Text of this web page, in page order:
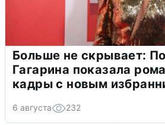
Больше не скрывает:
Гагарина показала
кадры с новым
6 августа 232